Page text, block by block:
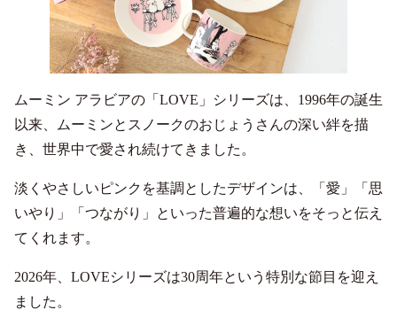
ムーミン アラビアの「LOVE」シリーズは、1996年の誕生
以来、ムーミンとスノークのおじょうさんの深い絆を描
き、世界中で愛され続けてきました。
淡くやさしいピンクを基調としたデザインは、「愛」「思
いやり」「つながり」といった普遍的な想いをそっと伝え
てくれます。
2026年、LOVEシリーズは30周年という特別な節目を迎え
ました。